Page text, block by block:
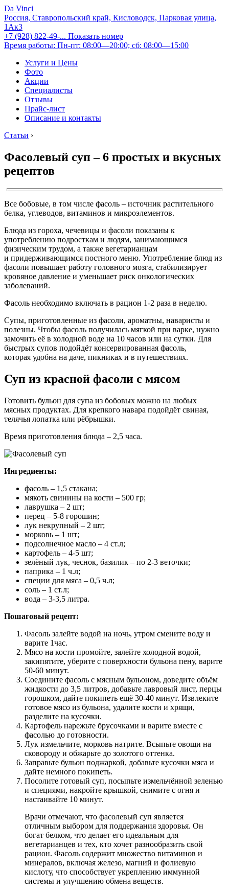
Da Vinci
Россия, Ставропольский край, Кисловодск, Парковая улица,
1Ак3
+7 (928) 822-49-... Показать номер
Время работы: Пн-пт: 08:00—20:00; сб: 08:00—15:00
Услуги и Цены
Фото
Акции
Специалисты
Отзывы
Прайс-лист
Описание и контакты
Статьи ›
Фасолевый суп – 6 простых и вкусных
рецептов
Все бобовые, в том числе фасоль – источник растительного
белка, углеводов, витаминов и микроэлементов.
Блюда из гороха, чечевицы и фасоли показаны к
употреблению подросткам и людям, занимающимся
физическим трудом, а также вегетарианцам
и придерживающимся постного меню. Употребление блюд из
фасоли повышает работу головного мозга, стабилизирует
кровяное давление и уменьшает риск онкологических
заболеваний.
Фасоль необходимо включать в рацион 1-2 раза в неделю.
Супы, приготовленные из фасоли, ароматны, наваристы и
полезны. Чтобы фасоль получилась мягкой при варке, нужно
замочить её в холодной воде на 10 часов или на сутки. Для
быстрых супов подойдёт консервированная фасоль,
которая удобна на даче, пикниках и в путешествиях.
Суп из красной фасоли с мясом
Готовить бульон для супа из бобовых можно на любых
мясных продуктах. Для крепкого навара подойдёт свиная,
телячья лопатка или рёбрышки.
Время приготовления блюда – 2,5 часа.
Ингредиенты:
фасоль – 1,5 стакана;
мякоть свинины на кости – 500 гр;
лаврушка – 2 шт;
перец – 5-8 горошин;
лук некрупный – 2 шт;
морковь – 1 шт;
подсолнечное масло – 4 ст.л;
картофель – 4-5 шт;
зелёный лук, чеснок, базилик – по 2-3 веточки;
паприка – 1 ч.л;
специи для мяса – 0,5 ч.л;
соль – 1 ст.л;
вода – 3-3,5 литра.
Пошаговый рецепт:
Фасоль залейте водой на ночь, утром смените воду и
варите 1час.
Мясо на кости промойте, залейте холодной водой,
закипятите, уберите с поверхности бульона пену, варите
50-60 минут.
Соедините фасоль с мясным бульоном, доведите объём
жидкости до 3,5 литров, добавьте лавровый лист, перцы
горошком, дайте покипеть ещё 30-40 минут. Извлеките
готовое мясо из бульона, удалите кости и хрящи,
разделите на кусочки.
Картофель нарежьте брусочками и варите вместе с
фасолью до готовности.
Лук измельчите, морковь натрите. Всыпьте овощи на
сковороду и обжарьте до золотого оттенка.
Заправьте бульон поджаркой, добавьте кусочки мяса и
дайте немного покипеть.
Посолите готовый суп, посыпьте измельчённой зеленью
и специями, накройте крышкой, снимите с огня и
настаивайте 10 минут.
Врачи отмечают, что фасолевый суп является
отличным выбором для поддержания здоровья. Он
богат белком, что делает его идеальным для
вегетарианцев и тех, кто хочет разнообразить свой
рацион. Фасоль содержит множество витаминов и
минералов, включая железо, магний и фолиевую
кислоту, что способствует укреплению иммунной
системы и улучшению обмена веществ.